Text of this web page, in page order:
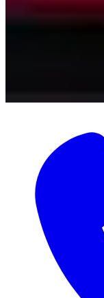
Ocab er
dyktige
faglig
Finn og